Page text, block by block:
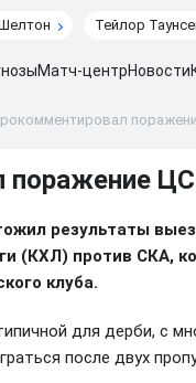
Тейлор
Матч-центрНовости
поражение
результаты
(КХЛ) против СКА,
клуба.
для дерби, с
после двух